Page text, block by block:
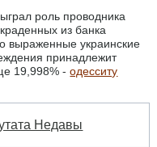
роль проводника
из банка
выраженные украинские
принадлежит
19,998% -одесситу
Недавы